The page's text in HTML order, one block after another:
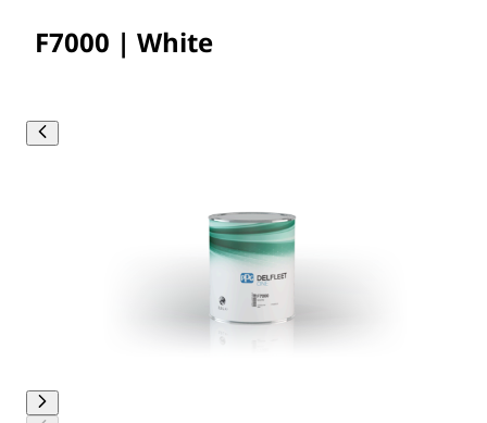
F7000 | White